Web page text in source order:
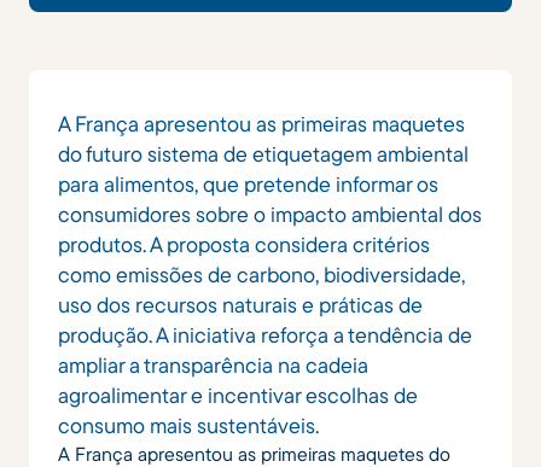
A França apresentou as primeiras maquetes
do futuro sistema de etiquetagem ambiental
para alimentos, que pretende informar os
consumidores sobre o impacto ambiental dos
produtos. A proposta considera critérios
como emissões de carbono, biodiversidade,
uso dos recursos naturais e práticas de
produção. A iniciativa reforça a tendência de
ampliar a transparência na cadeia
agroalimentar e incentivar escolhas de
consumo mais sustentáveis.
A França apresentou as primeiras maquetes do